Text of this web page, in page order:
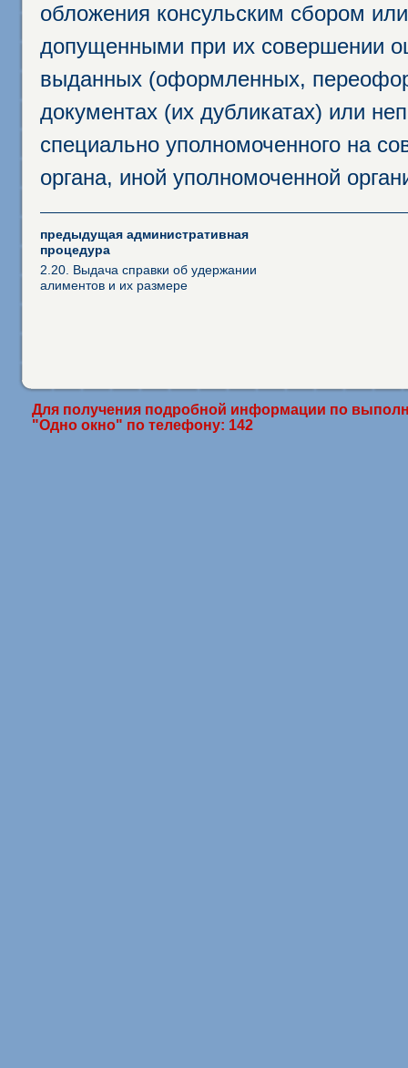
обложения консульским сбором
допущенными при их совершении
выданных (оформленных,
документах (их дубликатах) или
специально уполномоченного на
органа, иной уполномоченной
предыдущая административная
процедура
2.20. Выдача справки об удержании
алиментов и их размере
Для получения подробной информации по
"Одно окно" по телефону: 142